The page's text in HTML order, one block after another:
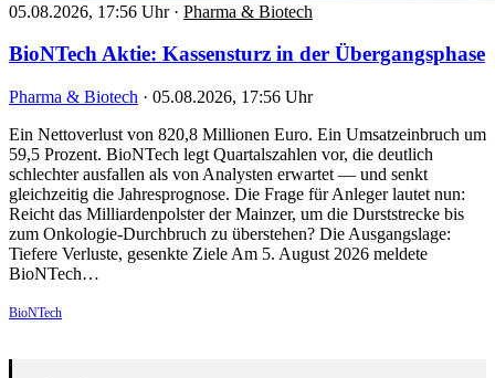
05.08.2026, 17:56 Uhr · Pharma & Biotech
BioNTech Aktie: Kassensturz in der Übergangsphase
Pharma & Biotech · 05.08.2026, 17:56 Uhr
Ein Nettoverlust von 820,8 Millionen Euro. Ein Umsatzeinbruch um
59,5 Prozent. BioNTech legt Quartalszahlen vor, die deutlich
schlechter ausfallen als von Analysten erwartet — und senkt
gleichzeitig die Jahresprognose. Die Frage für Anleger lautet nun:
Reicht das Milliardenpolster der Mainzer, um die Durststrecke bis
zum Onkologie-Durchbruch zu überstehen? Die Ausgangslage:
Tiefere Verluste, gesenkte Ziele Am 5. August 2026 meldete
BioNTech…
BioNTech